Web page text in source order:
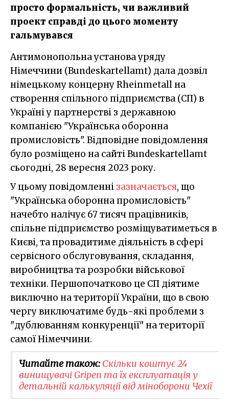
просто формальність, чи важливий
проект справді до цього моменту
гальмувався
Антимонопольна установа уряду
Німеччини (Bundeskartellamt) дала дозвіл
німецькому концерну Rheinmetall на
створення спільного підприємства (СП) в
Україні у партнерстві з державною
компанією "Українська оборонна
промисловість". Відповідне повідомлення
було розміщено на сайті Bundeskartellamt
сьогодні, 28 вересня 2023 року.
У цьому повідомленні зазначається, що
"Українська оборонна промисловість"
начебто налічує 67 тисяч працівників,
спільне підприємство розміщуватиметься в
Києві, та провадитиме діяльність в сфері
сервісного обслуговування, складання,
виробництва та розробки військової
техніки. Першопочатково це СП діятиме
виключно на території України, що в свою
чергу виключатиме будь-які проблеми з
"дублюванням конкуренції" на території
самої Німеччини.
Читайте також:Скільки коштує 24
винищувачі Gripen та їх експлуатація у
детальній калькуляції від міноборони Чехії